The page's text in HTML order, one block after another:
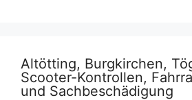
Altötting, Burgkirchen,
Scooter-Kontrollen,
und Sachbeschädigung